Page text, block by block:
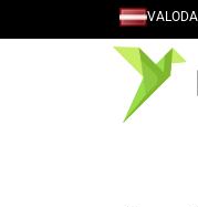
VALODA